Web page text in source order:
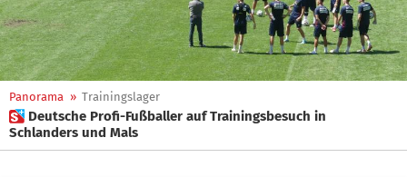
Panorama » Trainingslager
 Deutsche Profi-Fußballer auf Trainingsbesuch in
Schlanders und Mals